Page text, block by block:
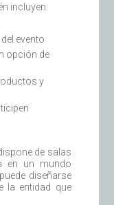
incluyen:
evento
opción de
y
de salas
en un mundo
diseñarse
la entidad que